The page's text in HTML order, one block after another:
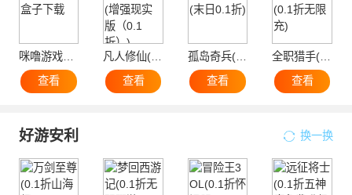
咪噜游戏盒子下载
查看
查看
孤岛奇兵(末日0.1折)
查看
查看
好游安利 换一换